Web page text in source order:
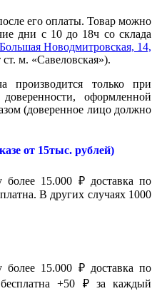
его оплаты. Товар можно
дни с 10 до 18ч со склада
Новодмитровская, 14,
м. «Савеловская»).
производится только при
оформленной
(доверенное лицо должно
от 15тыс. рублей)
15.000 ₽ доставка по
В других случаях 1000
15.000 ₽ доставка по
+50 ₽ за каждый